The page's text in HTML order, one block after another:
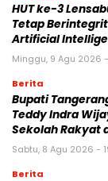
HUT ke-3
Tetap
Artificial
Minggu, 9 Agu 2026 -
Berita
Bupati
Teddy Indra
Sekolah Rakyat
Sabtu, 8 Agu 2026 -
Berita